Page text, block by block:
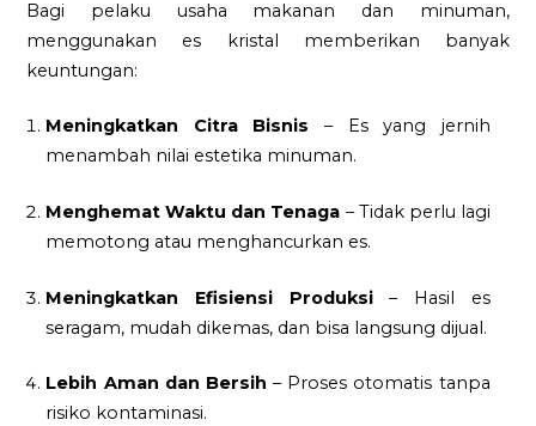
Bagi pelaku usaha makanan dan minuman,
menggunakan es kristal memberikan banyak
keuntungan:
Meningkatkan Citra Bisnis – Es yang jernih
menambah nilai estetika minuman.
Menghemat Waktu dan Tenaga – Tidak perlu lagi
memotong atau menghancurkan es.
Meningkatkan Efisiensi Produksi– Hasil es
seragam, mudah dikemas, dan bisa langsung dijual.
Lebih Aman dan Bersih – Proses otomatis tanpa
risiko kontaminasi.